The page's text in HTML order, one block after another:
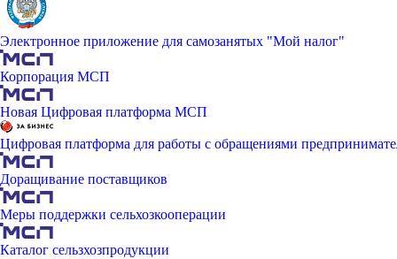
Электронное приложение для самозанятых "Мой налог"
Корпорация МСП
Новая Цифровая платформа МСП
Цифровая платформа для работы с обращениями
Доращивание поставщиков
Меры поддержки сельхозкооперации
Каталог сельзхозпродукции